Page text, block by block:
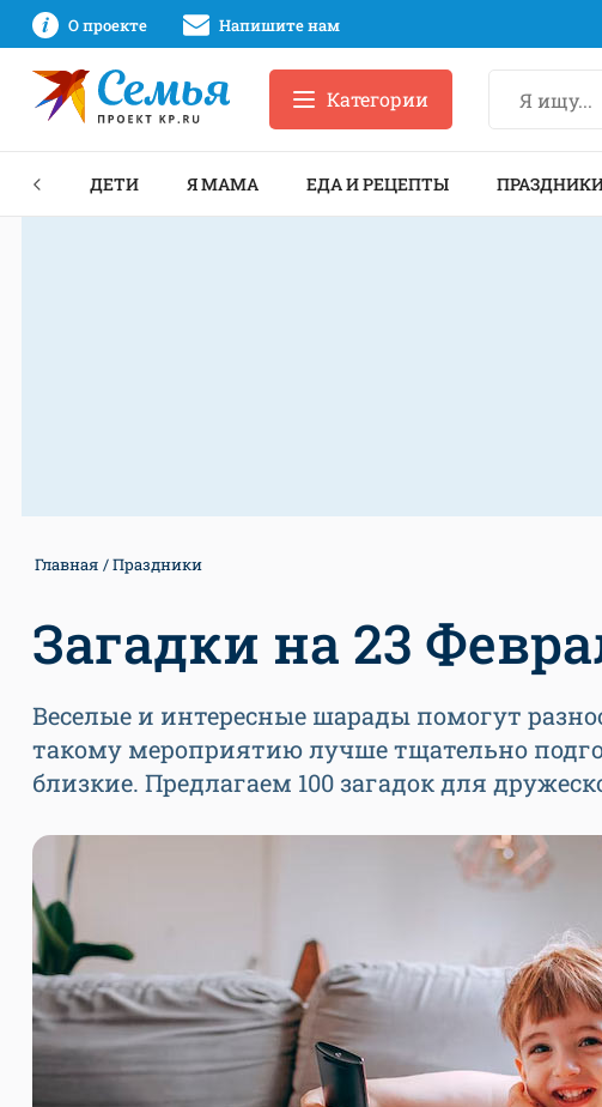
О проекте Напишите нам
Категории
ДЕТИ Я МАМА ЕДА И РЕЦЕПТЫ
Главная Праздники
Загадки на 23
Веселые и интересные шарады помогут
такому мероприятию лучше тщательно
близкие. Предлагаем 100 загадок для